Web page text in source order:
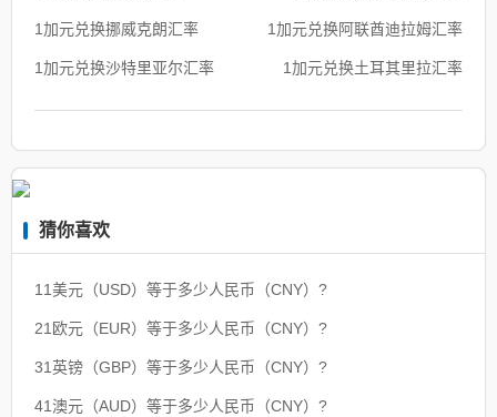
1加元兑换挪威克朗汇率 1加元兑换阿联酋迪拉姆汇率
1加元兑换沙特里亚尔汇率 1加元兑换土耳其里拉汇率
猜你喜欢
11美元（USD）等于多少人民币（CNY）?
21欧元（EUR）等于多少人民币（CNY）?
31英镑（GBP）等于多少人民币（CNY）?
41澳元（AUD）等于多少人民币（CNY）?